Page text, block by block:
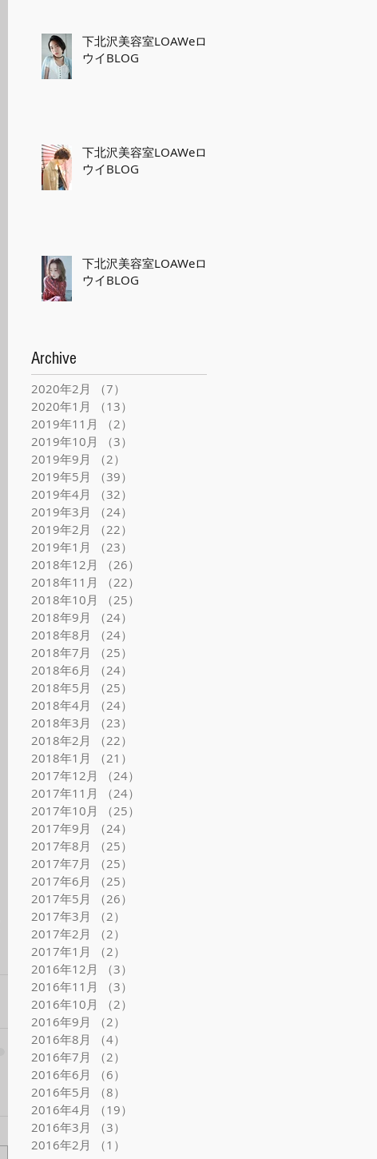
下北沢美容室LOAWeロ
ウイBLOG
下北沢美容室LOAWeロ
ウイBLOG
下北沢美容室LOAWeロ
ウイBLOG
Archive
2020年2月 （7）
2020年1月
（13）
2019年11月
（2）
2019年10月
（3）
2019年9月
（2）
2019年5月
（39）
2019年4月
（32）
2019年3月
（24）
2019年2月
（22）
2019年1月
（23）
2018年12月
（26）
2018年11月
（22）
2018年10月
（25）
2018年9月
（24）
2018年8月
（24）
2018年7月
（25）
2018年6月
（24）
2018年5月
（25）
2018年4月
（24）
2018年3月
（23）
2018年2月
（22）
2018年1月
（21）
2017年12月
（24）
2017年11月
（24）
2017年10月
（25）
2017年9月
（24）
2017年8月
（25）
2017年7月
（25）
2017年6月
（25）
2017年5月
（26）
2017年3月
（2）
2017年2月
（2）
2017年1月
（2）
2016年12月
（3）
2016年11月
（3）
2016年10月
（2）
2016年9月
（2）
2016年8月
（4）
2016年7月
（2）
2016年6月
（6）
2016年5月
（8）
2016年4月
（19）
2016年3月
（3）
2016年2月
（1）